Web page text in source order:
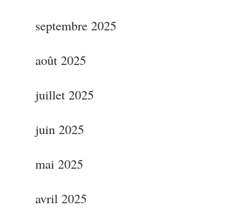
septembre 2025
août 2025
juillet 2025
juin 2025
mai 2025
avril 2025